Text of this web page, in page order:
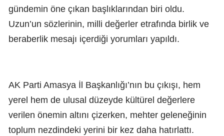
gündemin öne çıkan başlıklarından biri oldu.
Uzun’un sözlerinin, milli değerler etrafında birlik ve
beraberlik mesajı içerdiği yorumları yapıldı.
AK Parti Amasya İl Başkanlığı’nın bu çıkışı, hem
yerel hem de ulusal düzeyde kültürel değerlere
verilen önemin altını çizerken, mehter geleneğinin
toplum nezdindeki yerini bir kez daha hatırlattı.